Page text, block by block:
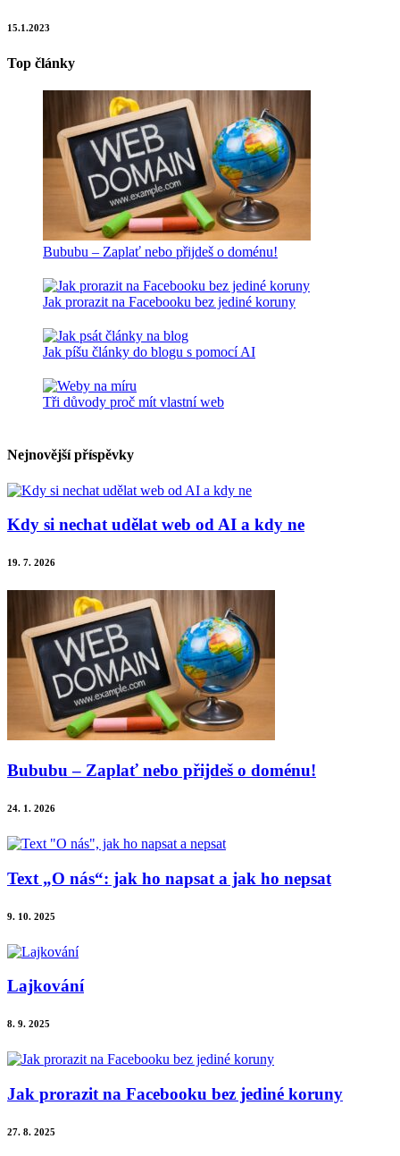
15.1.2023
Top články
Bububu – Zaplať nebo přijdeš o doménu!
Jak prorazit na Facebooku bez jediné koruny
Jak píšu články do blogu s pomocí AI
Tři důvody proč mít vlastní web
Nejnovější příspěvky
Kdy si nechat udělat web od AI a kdy ne
19. 7. 2026
Bububu – Zaplať nebo přijdeš o doménu!
24. 1. 2026
Text „O nás“: jak ho napsat a jak ho nepsat
9. 10. 2025
Lajkování
8. 9. 2025
Jak prorazit na Facebooku bez jediné koruny
27. 8. 2025